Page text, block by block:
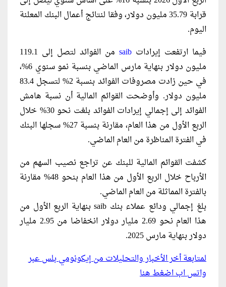
قرابة 35.79 مليون دولار، وفقا لنتائج أعمال البنك المعلنة
اليوم.
فيما ارتفعت إيرادات saib
من الفوائد لتصل إلى 119.1
مليون دولار بنهاية مارس الماضي بنسبة نمو سنوي 6%،
في حين زادت مصروفات الفوائد بنسبة 2% لتسجل 83.4
مليون دولار. وأوضحت القوائم المالية أن نسبة هامش
الفوائد إلى إجمالي إيرادات الفوائد بلغت نحو 30% خلال
الربع الأول من هذا العام، مقارنة بنسبة 27% سجلها البنك
في الفترة المناظرة من العام الماضي.
كشفت القوائم المالية للبنك عن تراجع نصيب السهم من
الأرباح خلال الربع الأول من هذا العام بنحو 48% مقارنة
بالفترة المماثلة من العام الماضي.
بلغ ​إجمالي ودائع عملاء بنك saib بنهاية الربع الأول من
هذا العام نحو 2.69 مليار دولار انخفاضا من 2.95 مليار
دولار بنهاية مارس 2025.
لمتابعة أخر الأخبار والتحليلات من إيكونومي بلس عبر
واتس اب اضغط هنا